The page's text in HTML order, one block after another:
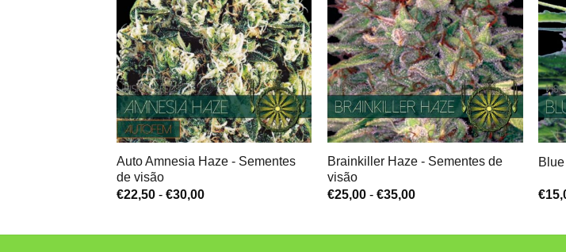
Auto Amnesia Haze - Sementes
de visão
€22,50 - €30,00Gama
€22,50
Brainkiller Haze - Sementes de
visão
€25,00 - €35,00Gama
€25,00
€